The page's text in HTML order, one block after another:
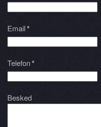
Email*
Telefon*
Besked